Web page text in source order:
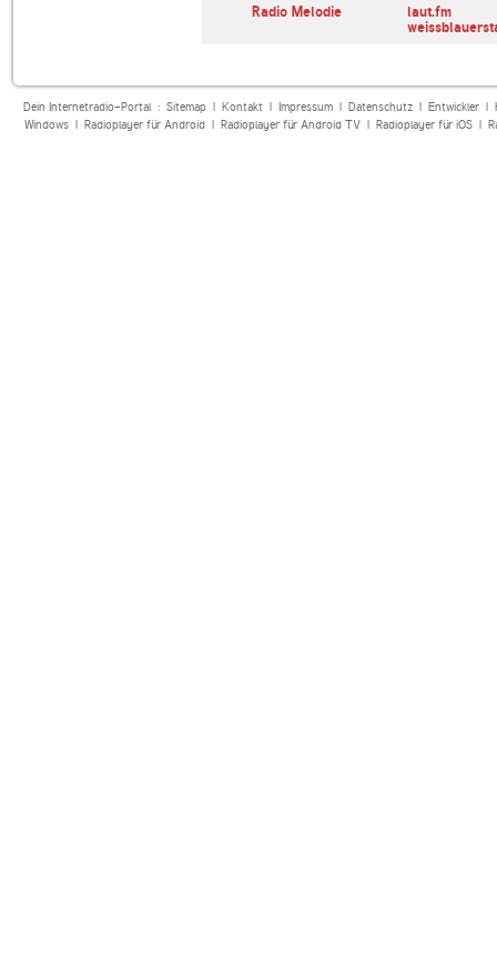
Radio Melodie
laut.fm
Dein Internetradio-Portal : Sitemap| Kontakt| Impressum| Datenschutz| Entwickler|
Windows| Radioplayer für Android| Radioplayer für Android TV| Radioplayer für iOS|